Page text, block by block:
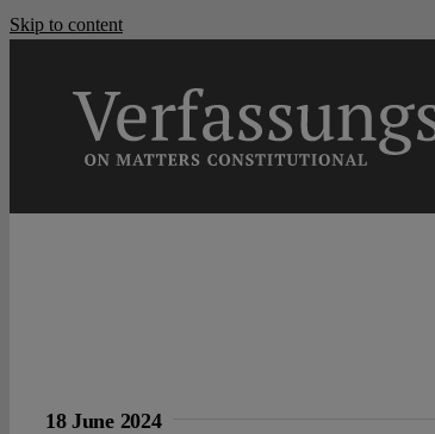
Skip to content
18 June 2024